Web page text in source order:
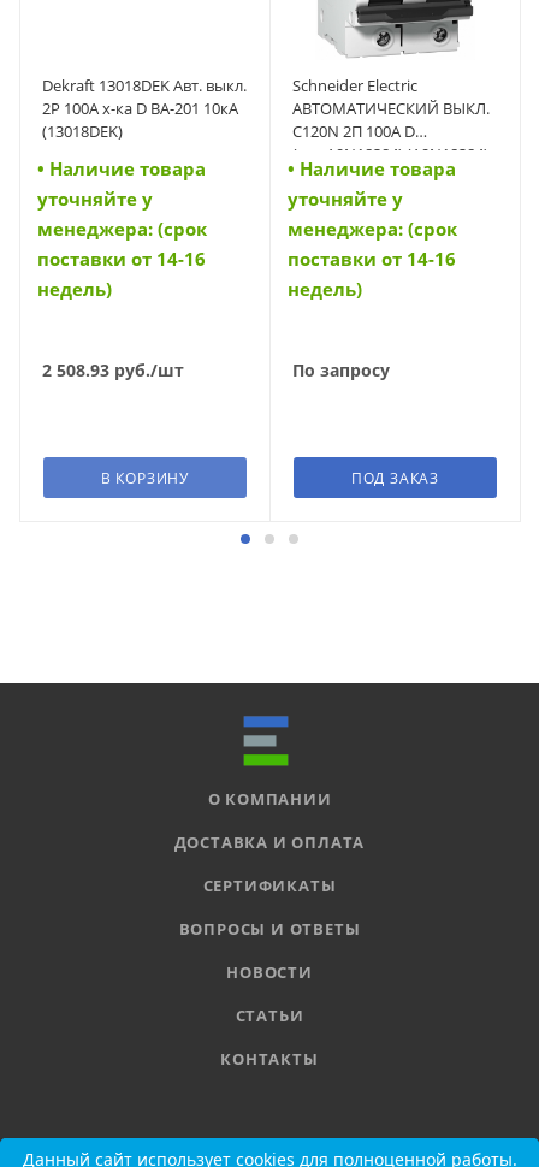
Dekraft 13018DEK Авт. выкл.
2Р 100А х-ка D ВА-201 10кА
(13018DEK)
• Наличие товара
уточняйте у
менеджера: (срок
поставки от 14-16
недель)
2 508.93 руб./шт
В КОРЗИНУ
Schneider Electric
АВТОМАТИЧЕСКИЙ ВЫКЛ.
C120N 2П 100A D
(арт.A9N18384) (A9N18384)
• Наличие товара
уточняйте у
менеджера: (срок
поставки от 14-16
недель)
По запросу
ПОД ЗАКАЗ
О КОМПАНИИ
ДОСТАВКА И ОПЛАТА
СЕРТИФИКАТЫ
ВОПРОСЫ И ОТВЕТЫ
НОВОСТИ
СТАТЬИ
КОНТАКТЫ
8 800 555-11-78
Данный сайт использует cookies для полноценной работы.
Данный сайт использует cookies для полноценной работы.